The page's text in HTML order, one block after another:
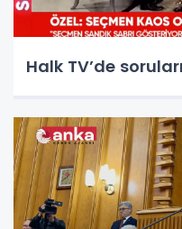
Halk TV’de